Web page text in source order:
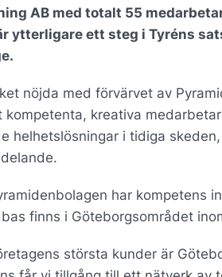
AB med totalt 55
ytterligare ett steg i Tyréns
nöjda med förvärvet av
kompetenta, kreativa
helhetslösningar i tidiga
har kompetens
finns i Göteborgsområdet
största kunder är